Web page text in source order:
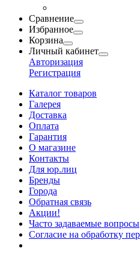
Сравнение
Избранное
Корзина
Личный кабинет
Авторизация
Регистрация
Каталог товаров
Галерея
Доставка
Оплата
Гарантия
О магазине
Контакты
Для юр.лиц
Бренды
Города
Обратная связь
Акции!
Часто задаваемые вопросы
Согласие на обработку